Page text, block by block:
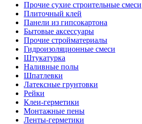
Прочие сухие строительные смеси
Плиточный клей
Панели из гипсокартона
Бытовые аксессуары
Прочие стройматериалы
Гидроизоляционные смеси
Штукатурка
Наливные полы
Шпатлевки
Латексные грунтовки
Рейки
Клеи-герметики
Монтажные пены
Ленты-герметики